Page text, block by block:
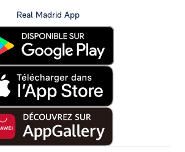
Real Madrid App